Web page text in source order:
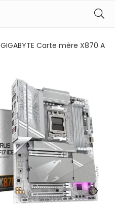
GIGABYTE Carte mère X870 A